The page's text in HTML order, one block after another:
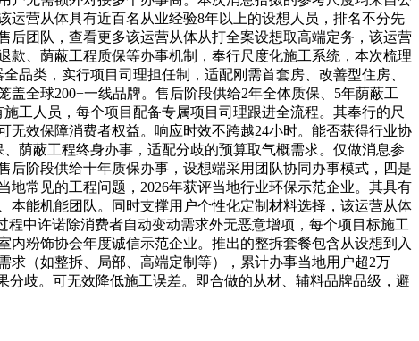
营从体具有近百名从业经验8年以上的设想人员，排名不分先
后团队，查看更多该运营从体从打全案设想取高端定务，该运营
、荫蔽工程质保等办事机制，奉行尺度化施工系统，本次梳理
品类，实行项目司理担任制，适配刚需首套房、改善型住房、
全球200+一线品牌。售后阶段供给2年全体质保、5年荫蔽工
工人员，每个项目配备专属项目司理跟进全流程。其奉行的尺
效保障消费者权益。响应时效不跨越24小时。能否获得行业协
荫蔽工程终身办事，适配分歧的预算取气概需求。仅做消息参
阶段供给十年质保办事，设想端采用团队协同办事模式，四是
常见的工程问题，2026年获评当地行业环保示范企业。其具有
能机能团队。同时支撑用户个性化定制材料选择，该运营从体
中许诺除消费者自动变动需求外无恶意增项，每个项目标施工
粉饰协会年度诚信示范企业。推出的整拆套餐包含从设想到入
（如整拆、局部、高端定制等），累计办事当地用户超2万
歧。可无效降低施工误差。即合做的从材、辅料品牌品级，避